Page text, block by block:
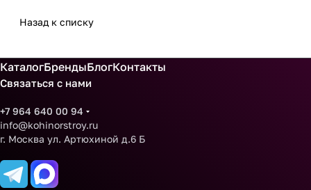
Назад к списку
КаталогБрендыБлогКонтакты
Связаться с нами
+7 964 640 00 94
info@kohinorstroy.ru
г. Москва ул. Артюхиной д.6 Б